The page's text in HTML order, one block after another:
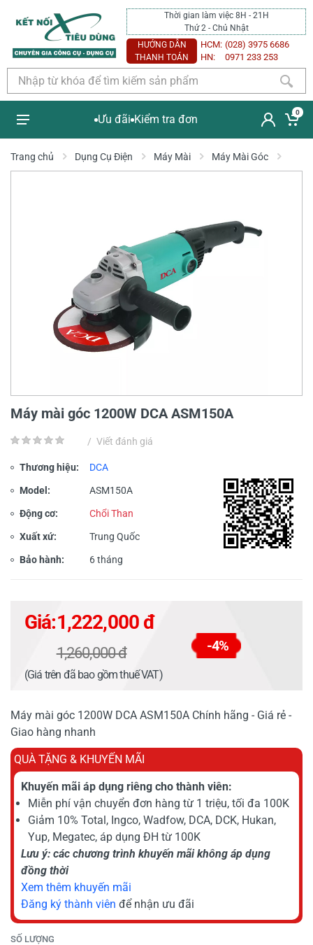
Thời gian làm việc 8H - 21H
Thứ 2 - Chủ Nhật
HƯỚNG DẪN
THANH TOÁN
HCM: (028) 3975 6686
HN:
0971 233 253
Ưu đãi Kiểm tra đơn
0
Trang chủ Dụng Cụ Điện Máy Mài Máy Mài Góc
Máy mài góc 1200W DCA ASM150A
/ Viết đánh giá
Thương hiệu: DCA
Model: ASM150A
Động cơ: Chổi Than
Xuất xứ: Trung Quốc
Bảo hành: 6 tháng
Giá:1,222,000 đ
1,260,000 đ -4%
(Giá trên đã bao gồm thuế VAT)
Máy mài góc 1200W DCA ASM150A Chính hãng - Giá rẻ -
Giao hàng nhanh
QUÀ TẶNG & KHUYẾN MÃI
Khuyến mãi áp dụng riêng cho thành viên:
Miễn phí vận chuyển đơn hàng từ 1 triệu, tối đa 100K
Giảm 10% Total, Ingco, Wadfow, DCA, DCK, Hukan,
Yup, Megatec, áp dụng ĐH từ 100K
Lưu ý: các chương trình khuyến mãi không áp dụng
đồng thời
Xem thêm khuyến mãi
Đăng ký thành viên để nhận ưu đãi
SỐ LƯỢNG